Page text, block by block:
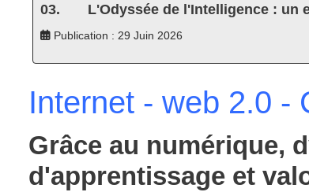
L'Odyssée de l'Intelligence : un
Publication : 29 Juin 2026
Internet - web 2.0 -
Grâce au numérique,
d'apprentissage et